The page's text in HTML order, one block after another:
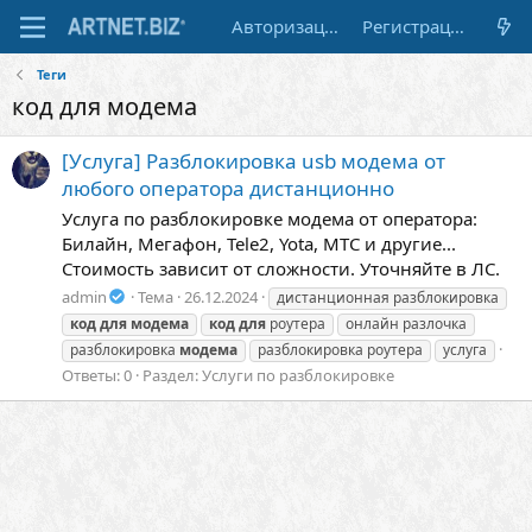
Авторизация Регистрация
Теги
код для модема
[Услуга] Разблокировка usb модема от
любого оператора дистанционно
Услуга по разблокировке модема от оператора:
Билайн, Мегафон, Tele2, Yota, МТС и другие...
Стоимость зависит от сложности. Уточняйте в ЛС.
admin Тема 26.12.2024
дистанционная разблокировка
коддля модема коддля роутера
онлайн разлочка
разблокировка модема разблокировка роутера услуга
Ответы: 0 Раздел:Услуги по разблокировке